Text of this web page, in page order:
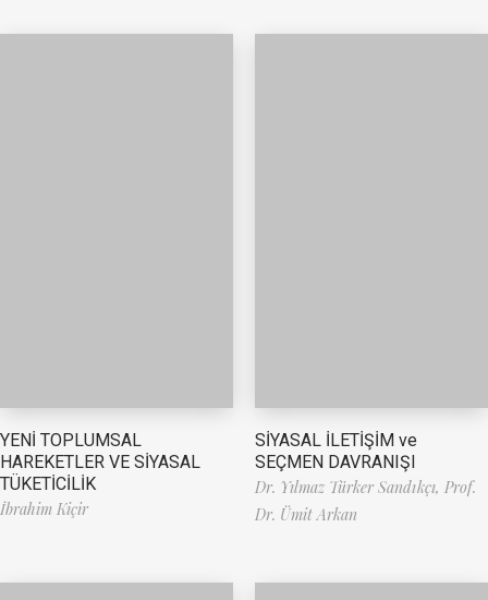
YENİ TOPLUMSAL
HAREKETLER VE SİYASAL
TÜKETİCİLİK
İbrahim Kiçir
SİYASAL İLETİŞİM ve
SEÇMEN DAVRANIŞI
Dr. Yılmaz Türker Sandıkçı, Prof.
Dr. Ümit Arkan